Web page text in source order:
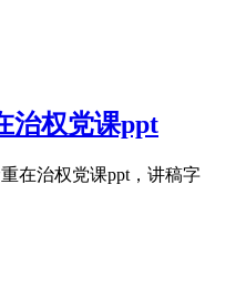
治权党课ppt
在治权党课ppt，讲稿字